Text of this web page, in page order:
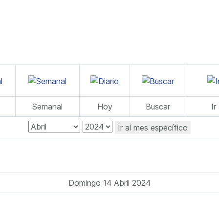
Semanal Hoy Buscar Ir
Ir al mes específico
Domingo 14 Abril 2024